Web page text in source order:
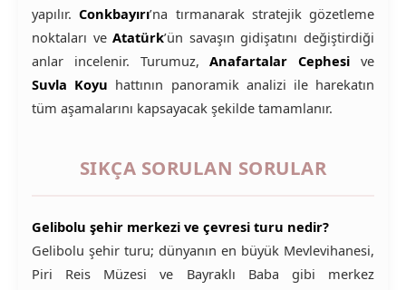
yapılır.Conkbayırı’na tırmanarak stratejik gözetleme
noktaları veAtatürk’ün savaşın gidişatını değiştirdiği
anlar incelenir. Turumuz,Anafartalar Cephesi ve
Suvla Koyu hattının panoramik analizi ile harekatın
tüm aşamalarını kapsayacak şekilde tamamlanır.
SIKÇA SORULAN SORULAR
Gelibolu şehir merkezi ve çevresi turu nedir?
Gelibolu şehir turu; dünyanın en büyük Mevlevihanesi,
Piri Reis Müzesi ve Bayraklı Baba gibi merkez